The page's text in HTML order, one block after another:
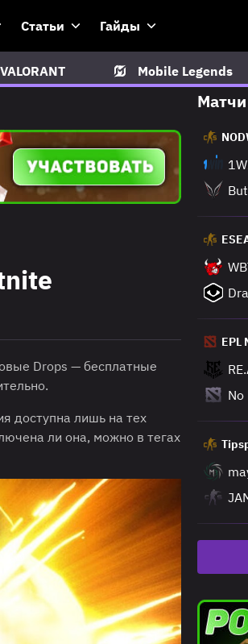
Статьи Гайды
VALORANT Mobile Legends
Drops — бесплатные
доступна лишь на тех
ли она, можно в тегах
Матчи
EPL
No